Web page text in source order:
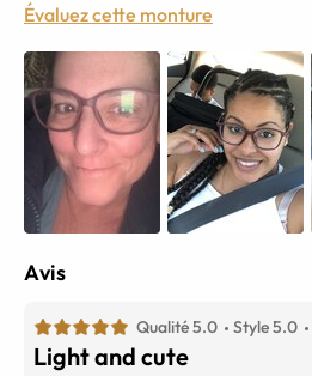
Évaluez cette monture
Avis
Qualité 5.0 Style 5.0
Light and cute